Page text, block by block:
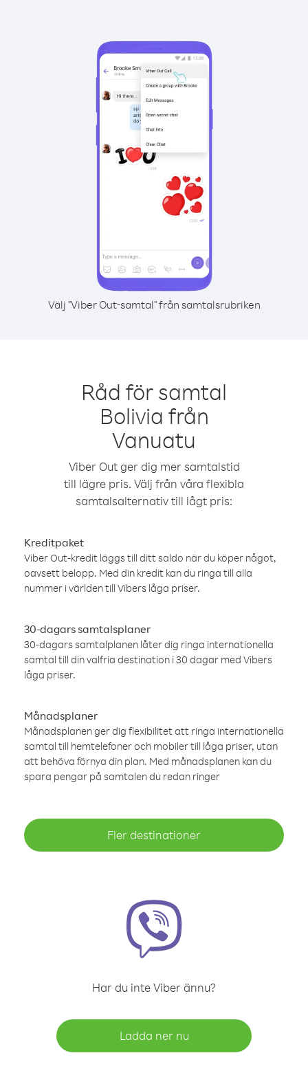
Välj "Viber Out-samtal" från samtalsrubriken
Råd för samtal
Bolivia från
Vanuatu
Viber Out ger dig mer samtalstid
till lägre pris. Välj från våra flexibla
samtalsalternativ till lågt pris:
Kreditpaket
Viber Out-kredit läggs till ditt saldo när du köper något,
oavsett belopp. Med din kredit kan du ringa till alla
nummer i världen till Vibers låga priser.
30-dagars samtalsplaner
30-dagars samtalplanen låter dig ringa internationella
samtal till din valfria destination i 30 dagar med Vibers
låga priser.
Månadsplaner
Månadsplanen ger dig flexibilitet att ringa internationella
samtal till hemtelefoner och mobiler till låga priser, utan
att behöva förnya din plan. Med månadsplanen kan du
spara pengar på samtalen du redan ringer
Fler destinationer
Har du inte Viber ännu?
Ladda ner nu